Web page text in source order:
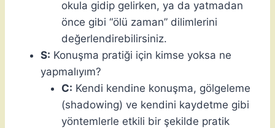
okula gidip gelirken, ya da yatmadan
önce gibi “ölü zaman” dilimlerini
değerlendirebilirsiniz.
S: Konuşma pratiği için kimse yoksa ne
yapmalıyım?
C: Kendi kendine konuşma, gölgeleme
(shadowing) ve kendini kaydetme gibi
yöntemlerle etkili bir şekilde pratik